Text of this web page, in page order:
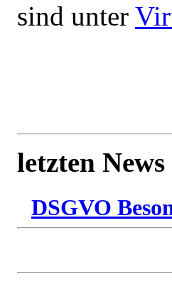
sind unter
letzten News
DSGVO